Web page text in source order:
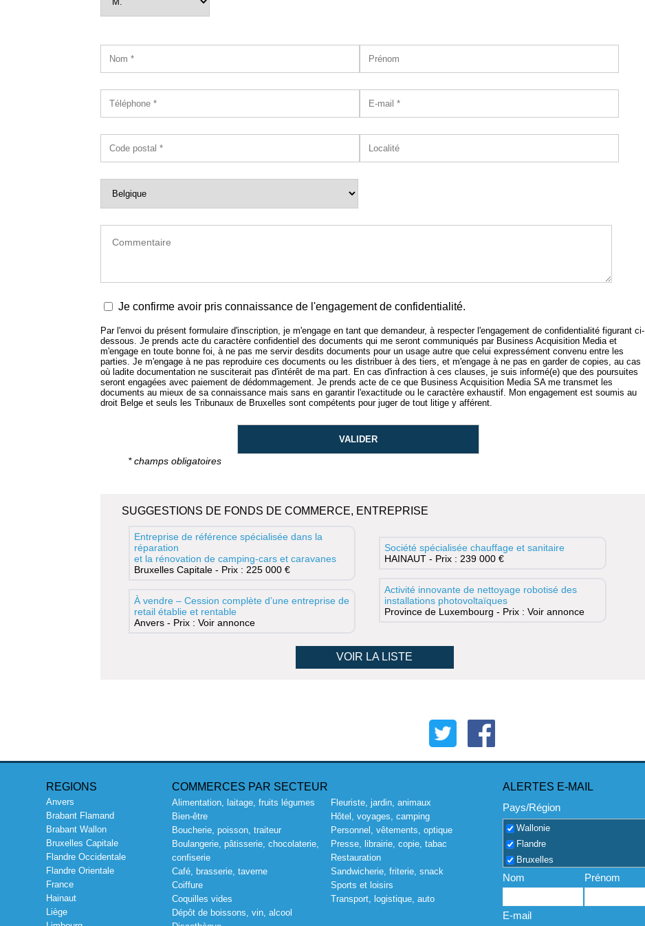
Je confirme avoir pris connaissance de l'engagement de confidentialité.
Par l'envoi du présent formulaire d'inscription, je m'engage en tant que demandeur, à respecter l'engagement de confidentialité figurant ci-
dessous. Je prends acte du caractère confidentiel des documents qui me seront communiqués par Business Acquisition Media et
m'engage en toute bonne foi, à ne pas me servir desdits documents pour un usage autre que celui expressément convenu entre les
parties. Je m'engage à ne pas reproduire ces documents ou les distribuer à des tiers, et m'engage à ne pas en garder de copies, au cas
où ladite documentation ne susciterait pas d'intérêt de ma part. En cas d'infraction à ces clauses, je suis informé(e) que des poursuites
seront engagées avec paiement de dédommagement. Je prends acte de ce que Business Acquisition Media SA me transmet les
documents au mieux de sa connaissance mais sans en garantir l'exactitude ou le caractère exhaustif. Mon engagement est soumis au
droit Belge et seuls les Tribunaux de Bruxelles sont compétents pour juger de tout litige y afférent.
* champs obligatoires
SUGGESTIONS DE FONDS DE COMMERCE, ENTREPRISE
Entreprise de référence spécialisée dans la
réparation
et la rénovation de camping-cars et caravanes
Bruxelles Capitale - Prix : 225 000 €
À vendre – Cession complète d’une entreprise de
retail établie et rentable
Anvers - Prix : Voir annonce
Société spécialisée chauffage et sanitaire
HAINAUT - Prix : 239 000 €
Activité innovante de nettoyage robotisé des
installations photovoltaïques
Province de Luxembourg - Prix : Voir annonce
VOIR LA LISTE
REGIONS
Anvers
Brabant Flamand
Brabant Wallon
Bruxelles Capitale
Flandre Occidentale
Flandre Orientale
France
Hainaut
Liège
COMMERCES PAR SECTEUR
Alimentation, laitage, fruits légumes
Bien-être
Boucherie, poisson, traiteur
Boulangerie, pâtisserie, chocolaterie,
confiserie
Café, brasserie, taverne
Coiffure
Coquilles vides
Dépôt de boissons, vin, alcool
Fleuriste, jardin, animaux
Hôtel, voyages, camping
Personnel, vêtements, optique
Presse, librairie, copie, tabac
Restauration
Sandwicherie, friterie, snack
Sports et loisirs
Transport, logistique, auto
ALERTES E-MAIL
Pays/Région
Wallonie
Flandre
Bruxelles
Nom Prénom
E-mail